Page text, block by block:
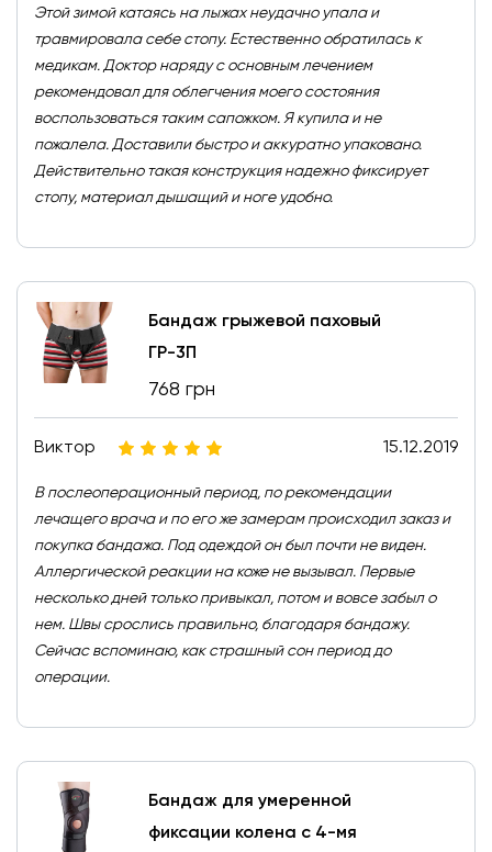
Этой зимой катаясь на лыжах неудачно упала и
травмировала себе стопу. Естественно обратилась к
медикам. Доктор наряду с основным лечением
рекомендовал для облегчения моего состояния
воспользоваться таким сапожком. Я купила и не
пожалела. Доставили быстро и аккуратно упаковано.
Действительно такая конструкция надежно фиксирует
стопу, материал дышащий и ноге удобно.
Бандаж грыжевой паховый
ГР-3П
768 грн
Виктор 15.12.2019
В послеоперационный период, по рекомендации
лечащего врача и по его же замерам происходил заказ и
покупка бандажа. Под одеждой он был почти не виден.
Аллергической реакции на коже не вызывал. Первые
несколько дней только привыкал, потом и вовсе забыл о
нем. Швы срослись правильно, благодаря бандажу.
Сейчас вспоминаю, как страшный сон период до
операции.
Бандаж для умеренной
фиксации колена с 4-мя